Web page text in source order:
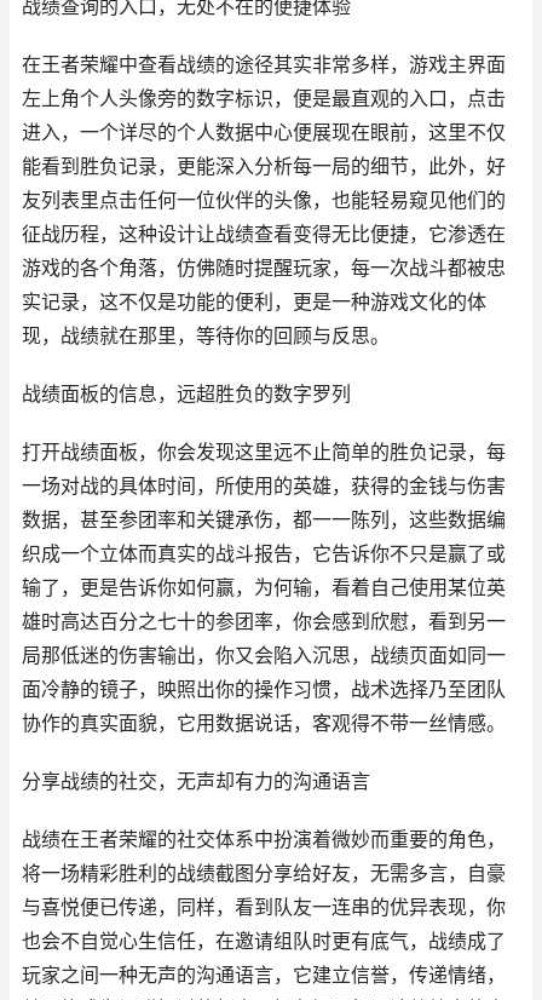
战绩查询的入口，无处不在的便捷体验
在王者荣耀中查看战绩的途径其实非常多样，游戏主界面
左上角个人头像旁的数字标识，便是最直观的入口，点击
进入，一个详尽的个人数据中心便展现在眼前，这里不仅
能看到胜负记录，更能深入分析每一局的细节，此外，好
友列表里点击任何一位伙伴的头像，也能轻易窥见他们的
征战历程，这种设计让战绩查看变得无比便捷，它渗透在
游戏的各个角落，仿佛随时提醒玩家，每一次战斗都被忠
实记录，这不仅是功能的便利，更是一种游戏文化的体
现，战绩就在那里，等待你的回顾与反思。
战绩面板的信息，远超胜负的数字罗列
打开战绩面板，你会发现这里远不止简单的胜负记录，每
一场对战的具体时间，所使用的英雄，获得的金钱与伤害
数据，甚至参团率和关键承伤，都一一陈列，这些数据编
织成一个立体而真实的战斗报告，它告诉你不只是赢了或
输了，更是告诉你如何赢，为何输，看着自己使用某位英
雄时高达百分之七十的参团率，你会感到欣慰，看到另一
局那低迷的伤害输出，你又会陷入沉思，战绩页面如同一
面冷静的镜子，映照出你的操作习惯，战术选择乃至团队
协作的真实面貌，它用数据说话，客观得不带一丝情感。
分享战绩的社交，无声却有力的沟通语言
战绩在王者荣耀的社交体系中扮演着微妙而重要的角色，
将一场精彩胜利的战绩截图分享给好友，无需多言，自豪
与喜悦便已传递，同样，看到队友一连串的优异表现，你
也会不自觉心生信任，在邀请组队时更有底气，战绩成了
玩家之间一种无声的沟通语言，它建立信誉，传递情绪，